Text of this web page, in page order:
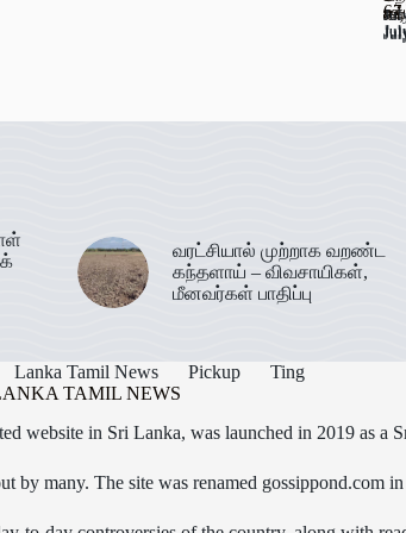
67
வரட்சியால் முற்றாக வறண்ட
கந்தளாய் – விவசாயிகள்,
மீனவர்கள் பாதிப்பு
Lanka Tamil News Pickup
Ting
TAMIL NEWS
website in Sri Lanka, was launched in 2019 as a
by many. The site was renamed gossippond.com